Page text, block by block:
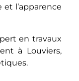
l’apparence
en travaux
à Louviers,